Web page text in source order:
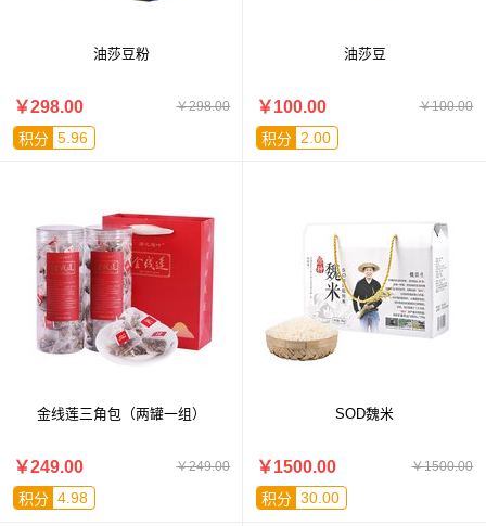
油莎豆粉
￥298.00
￥298.00
积分 5.96
油莎豆
￥100.00
￥100.00
积分 2.00
金线莲三角包（两罐一组）
￥249.00
￥249.00
积分 4.98
SOD魏米
￥1500.00
￥1500.00
积分 30.00